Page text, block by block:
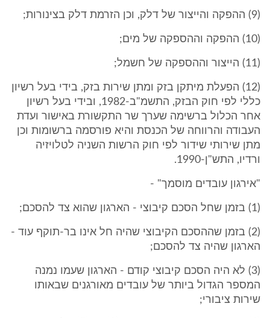
(9) ההפקה והייצור של דלק, וכן הזרמת דלק בצינורות;
(10) ההפקה וההספקה של מים;
(11) הייצור וההספקה של חשמל;
(12) הפעלת מיתקן בזק ומתן שירות בזק, בידי בעל רשיון
כללי לפי חוק הבזק, התשמ"ב-1982, ובידי בעל רשיון
אחר הכלול ברשימה שערך שר התקשורת באישור ועדת
העבודה והרווחה של הכנסת והיא פורסמה ברשומות וכן
מתן שירותי שידור לפי חוק הרשות השניה לטלויזיה
ורדיו, התש"ן-1990.
"אירגון עובדים מוסמך" -
(1) בזמן שחל הסכם קיבוצי - הארגון שהוא צד להסכם;
(2) בזמן שההסכם הקיבוצי שהיה חל אינו בר-תוקף עוד -
הארגון שהיה צד להסכם;
(3) לא היה הסכם קיבוצי קודם - הארגון שעמו נמנה
המספר הגדול ביותר של עובדים מאורגנים שבאותו
שירות ציבורי;